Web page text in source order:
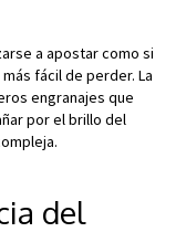
a apostar como si
fácil de perder. La
engranajes que
por el brillo del
del